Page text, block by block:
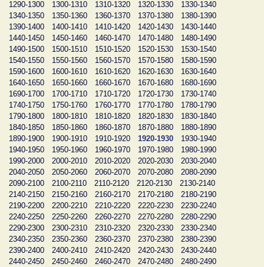
1290-1300 1300-1310 1310-1320 1320-1330
1330-1340
1340-1350
1350-1360 1360-1370 1370-1380
1380-1390
1390-1400
1400-1410 1410-1420 1420-1430
1430-1440
1440-1450
1450-1460 1460-1470 1470-1480
1480-1490
1490-1500
1500-1510 1510-1520 1520-1530
1530-1540
1540-1550
1550-1560 1560-1570 1570-1580
1580-1590
1590-1600
1600-1610 1610-1620 1620-1630
1630-1640
1640-1650
1650-1660 1660-1670 1670-1680
1680-1690
1690-1700
1700-1710 1710-1720 1720-1730
1730-1740
1740-1750
1750-1760 1760-1770 1770-1780
1780-1790
1790-1800
1800-1810 1810-1820 1820-1830
1830-1840
1840-1850
1850-1860 1860-1870 1870-1880
1880-1890
1890-1900
1900-1910 1910-1920 1920-1930
1930-1940
1940-1950
1950-1960 1960-1970 1970-1980
1980-1990
1990-2000
2000-2010 2010-2020 2020-2030
2030-2040
2040-2050
2050-2060 2060-2070 2070-2080
2080-2090
2090-2100
2100-2110 2110-2120 2120-2130
2130-2140
2140-2150
2150-2160 2160-2170 2170-2180
2180-2190
2190-2200
2200-2210 2210-2220 2220-2230
2230-2240
2240-2250
2250-2260 2260-2270 2270-2280
2280-2290
2290-2300
2300-2310 2310-2320 2320-2330
2330-2340
2340-2350
2350-2360 2360-2370 2370-2380
2380-2390
2390-2400
2400-2410 2410-2420 2420-2430
2430-2440
2440-2450
2450-2460 2460-2470 2470-2480
2480-2490